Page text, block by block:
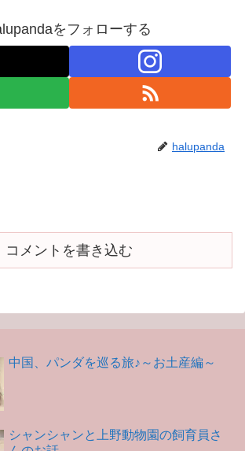
をフォローする
halupanda
コメントを書き込む
中国、パンダを巡る旅♪～お土産編～
シャンシャンと上野動物園の飼育員さ